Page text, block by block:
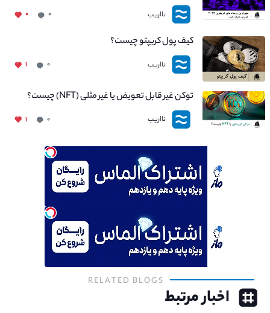
نااریب ۰ ۰
کیف پول کریپتو چیست؟
نااریب ۰ ۱
توکن غیر قابل تعویض یا غیر مثلی (NFT) چیست؟
نااریب ۰ ۱
RELATED BLOGS
اخبار مرتبط